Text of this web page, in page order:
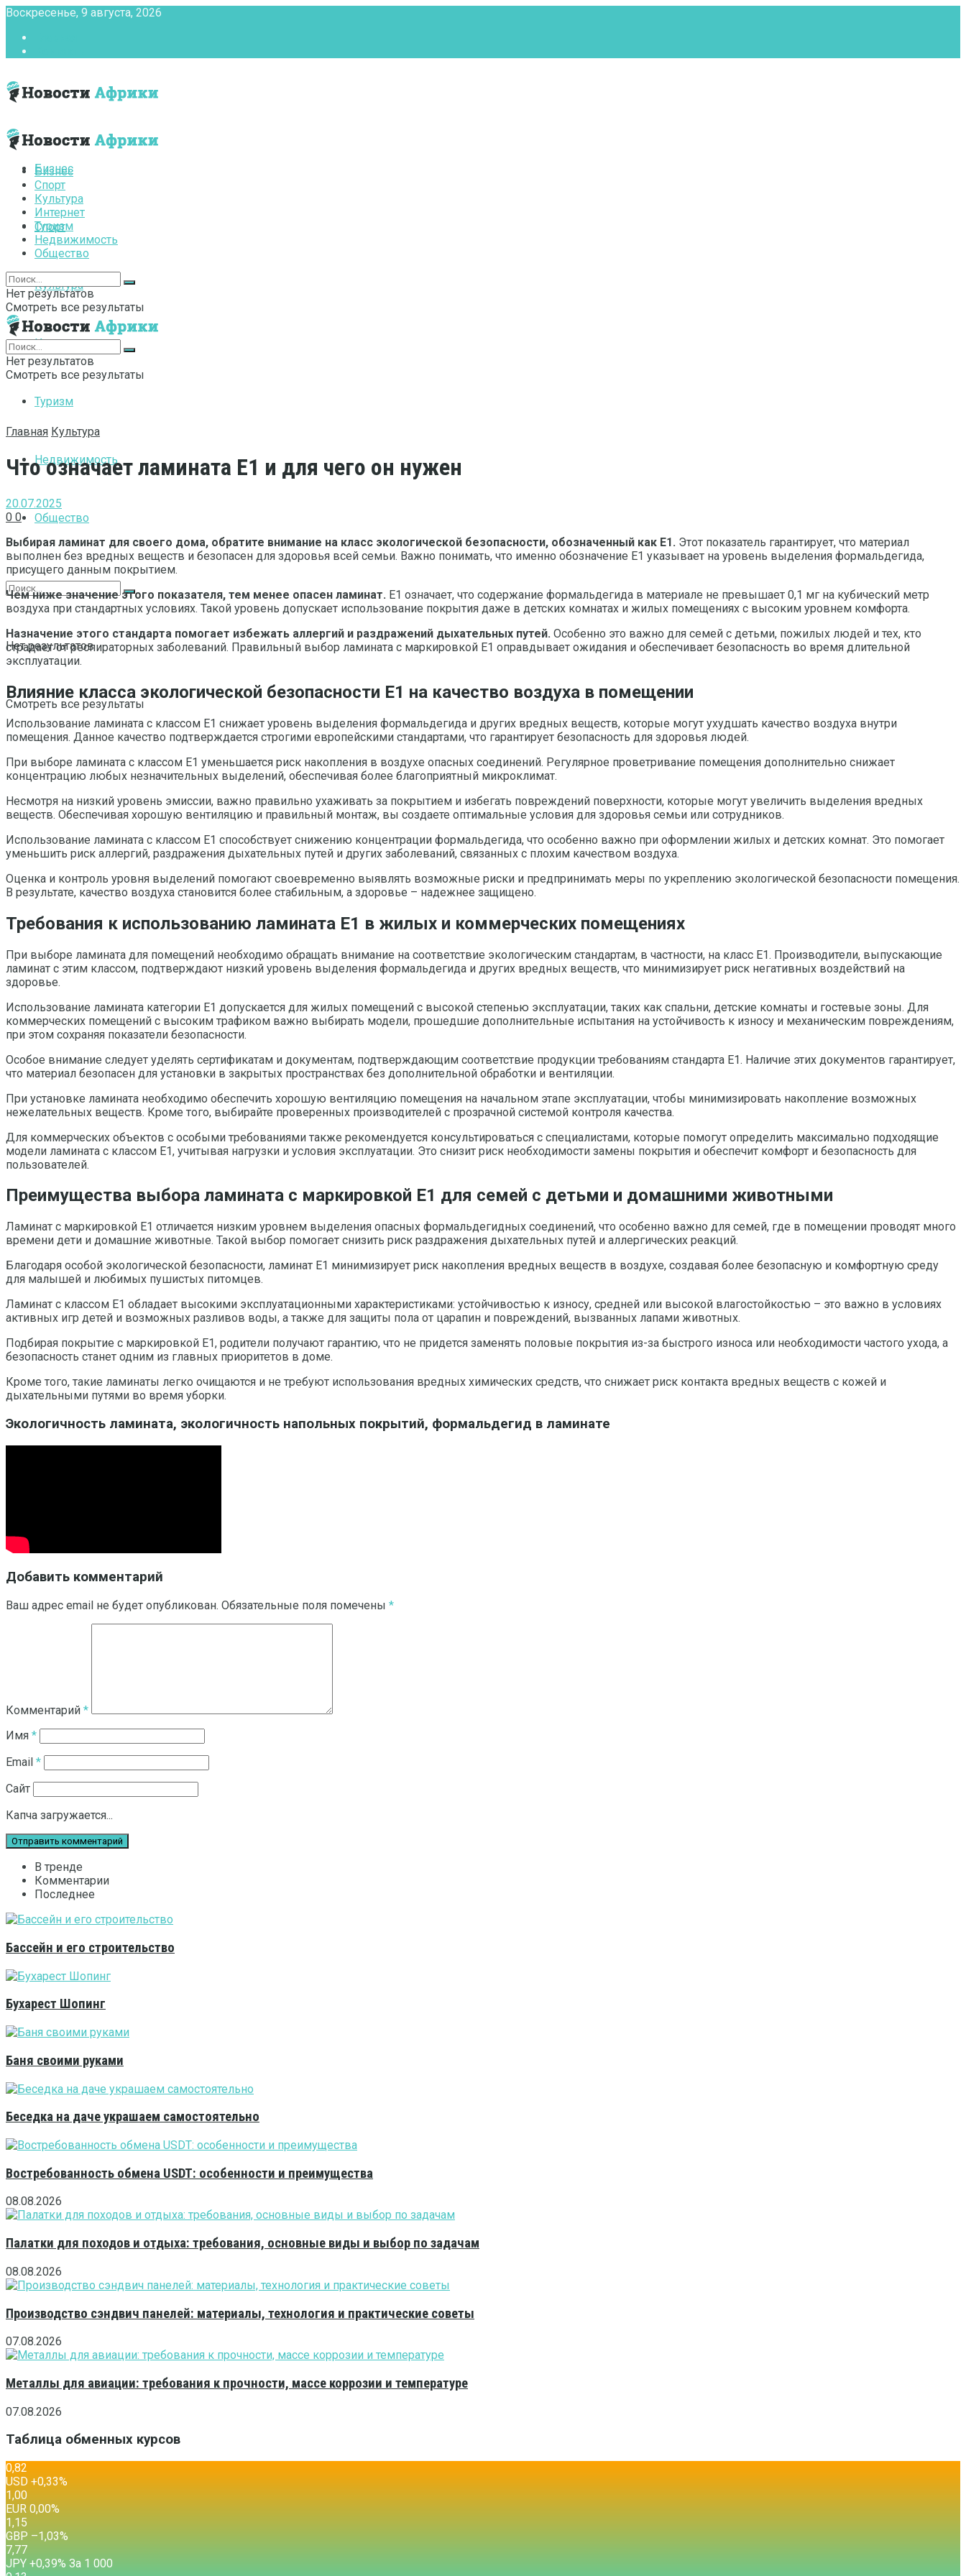
Воскресенье, 9 августа, 2026
Бизнес
Спорт
Культура
Интернет
Туризм
Недвижимость
Общество
Нет результатов
Смотреть все результаты
Бизнес
Спорт
Культура
Интернет
Туризм
Недвижимость
Общество
Нет результатов
Смотреть все результаты
Нет результатов
Смотреть все результаты
Главная Культура
Что означает ламината Е1 и для чего он нужен
20.07.2025
0 0
Выбирая ламинат для своего дома, обратите внимание на класс экологической безопасности, обозначенный как Е1. Этот показатель гарантирует, что материал
выполнен без вредных веществ и безопасен для здоровья всей семьи. Важно понимать, что именно обозначение Е1 указывает на уровень выделения формальдегида,
присущего данным покрытием.
Чем ниже значение этого показателя, тем менее опасен ламинат. Е1 означает, что содержание формальдегида в материале не превышает 0,1 мг на кубический метр
воздуха при стандартных условиях. Такой уровень допускает использование покрытия даже в детских комнатах и жилых помещениях с высоким уровнем комфорта.
Назначение этого стандарта помогает избежать аллергий и раздражений дыхательных путей. Особенно это важно для семей с детьми, пожилых людей и тех, кто
страдает от респираторных заболеваний. Правильный выбор ламината с маркировкой Е1 оправдывает ожидания и обеспечивает безопасность во время длительной
эксплуатации.
Влияние класса экологической безопасности Е1 на качество воздуха в помещении
Использование ламината с классом Е1 снижает уровень выделения формальдегида и других вредных веществ, которые могут ухудшать качество воздуха внутри
помещения. Данное качество подтверждается строгими европейскими стандартами, что гарантирует безопасность для здоровья людей.
При выборе ламината с классом Е1 уменьшается риск накопления в воздухе опасных соединений. Регулярное проветривание помещения дополнительно снижает
концентрацию любых незначительных выделений, обеспечивая более благоприятный микроклимат.
Несмотря на низкий уровень эмиссии, важно правильно ухаживать за покрытием и избегать повреждений поверхности, которые могут увеличить выделения вредных
веществ. Обеспечивая хорошую вентиляцию и правильный монтаж, вы создаете оптимальные условия для здоровья семьи или сотрудников.
Использование ламината с классом Е1 способствует снижению концентрации формальдегида, что особенно важно при оформлении жилых и детских комнат. Это помогает
уменьшить риск аллергий, раздражения дыхательных путей и других заболеваний, связанных с плохим качеством воздуха.
Оценка и контроль уровня выделений помогают своевременно выявлять возможные риски и предпринимать меры по укреплению экологической безопасности помещения.
В результате, качество воздуха становится более стабильным, а здоровье – надежнее защищено.
Требования к использованию ламината Е1 в жилых и коммерческих помещениях
При выборе ламината для помещений необходимо обращать внимание на соответствие экологическим стандартам, в частности, на класс E1. Производители, выпускающие
ламинат с этим классом, подтверждают низкий уровень выделения формальдегида и других вредных веществ, что минимизирует риск негативных воздействий на
здоровье.
Использование ламината категории Е1 допускается для жилых помещений с высокой степенью эксплуатации, таких как спальни, детские комнаты и гостевые зоны. Для
коммерческих помещений с высоким трафиком важно выбирать модели, прошедшие дополнительные испытания на устойчивость к износу и механическим повреждениям,
при этом сохраняя показатели безопасности.
Особое внимание следует уделять сертификатам и документам, подтверждающим соответствие продукции требованиям стандарта Е1. Наличие этих документов гарантирует,
что материал безопасен для установки в закрытых пространствах без дополнительной обработки и вентиляции.
При установке ламината необходимо обеспечить хорошую вентиляцию помещения на начальном этапе эксплуатации, чтобы минимизировать накопление возможных
нежелательных веществ. Кроме того, выбирайте проверенных производителей с прозрачной системой контроля качества.
Для коммерческих объектов с особыми требованиями также рекомендуется консультироваться с специалистами, которые помогут определить максимально подходящие
модели ламината с классом Е1, учитывая нагрузки и условия эксплуатации. Это снизит риск необходимости замены покрытия и обеспечит комфорт и безопасность для
пользователей.
Преимущества выбора ламината с маркировкой Е1 для семей с детьми и домашними животными
Ламинат с маркировкой Е1 отличается низким уровнем выделения опасных формальдегидных соединений, что особенно важно для семей, где в помещении проводят много
времени дети и домашние животные. Такой выбор помогает снизить риск раздражения дыхательных путей и аллергических реакций.
Благодаря особой экологической безопасности, ламинат Е1 минимизирует риск накопления вредных веществ в воздухе, создавая более безопасную и комфортную среду
для малышей и любимых пушистых питомцев.
Ламинат с классом Е1 обладает высокими эксплуатационными характеристиками: устойчивостью к износу, средней или высокой влагостойкостью – это важно в условиях
активных игр детей и возможных разливов воды, а также для защиты пола от царапин и повреждений, вызванных лапами животных.
Подбирая покрытие с маркировкой Е1, родители получают гарантию, что не придется заменять половые покрытия из-за быстрого износа или необходимости частого ухода, а
безопасность станет одним из главных приоритетов в доме.
Кроме того, такие ламинаты легко очищаются и не требуют использования вредных химических средств, что снижает риск контакта вредных веществ с кожей и
дыхательными путями во время уборки.
Экологичность ламината, экологичность напольных покрытий, формальдегид в ламинате
Добавить комментарий
Ваш адрес email не будет опубликован. Обязательные поля помечены *
Комментарий *
Имя *
Email *
Сайт
Капча загружается...
В тренде
Комментарии
Последнее
Бассейн и его строительство
Бухарест Шопинг
Баня своими руками
Беседка на даче украшаем самостоятельно
Востребованность обмена USDT: особенности и преимущества
08.08.2026
Палатки для походов и отдыха: требования, основные виды и выбор по задачам
08.08.2026
Производство сэндвич панелей: материалы, технология и практические советы
07.08.2026
Металлы для авиации: требования к прочности, массе коррозии и температуре
07.08.2026
Таблица обменных курсов
0,82
USD +0,33%
1,00
EUR 0,00%
1,15
GBP –1,03%
7,77
JPY +0,39% За 1 000